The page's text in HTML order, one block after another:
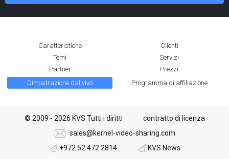
Caratteristiche
Clienti
Temi
Servizi
Partner
Prezzi
Dimostrazione dal vivo
Programma di affiliazione
© 2009 - 2026 KVS Tutti i diritti
contratto di licenza
sales@kernel-video-sharing.com
+972 52 472 2814
KVS News